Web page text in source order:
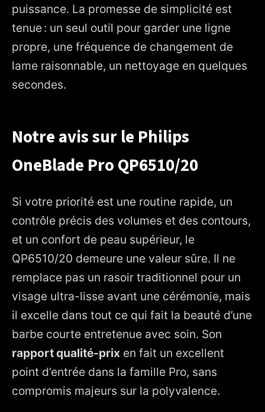
puissance. La promesse de simplicité est
tenue : un seul outil pour garder une ligne
propre, une fréquence de changement de
lame raisonnable, un nettoyage en quelques
secondes.
Notre avis sur le Philips
OneBlade Pro QP6510/20
Si votre priorité est une routine rapide, un
contrôle précis des volumes et des contours,
et un confort de peau supérieur, le
QP6510/20 demeure une valeur sûre. Il ne
remplace pas un rasoir traditionnel pour un
visage ultra-lisse avant une cérémonie, mais
il excelle dans tout ce qui fait la beauté d’une
barbe courte entretenue avec soin. Son
rapport qualité-prix en fait un excellent
point d’entrée dans la famille Pro, sans
compromis majeurs sur la polyvalence.